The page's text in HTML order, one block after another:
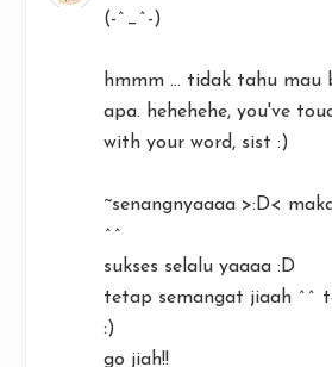
(-^_^-)
hmmm ... tidak tahu mau
apa. hehehehe, you've
with your word, sist :)
~senangnyaaaa >:D<
^^
sukses selalu yaaaa :D
tetap semangat jiaah ^^
:)
go jiah!!